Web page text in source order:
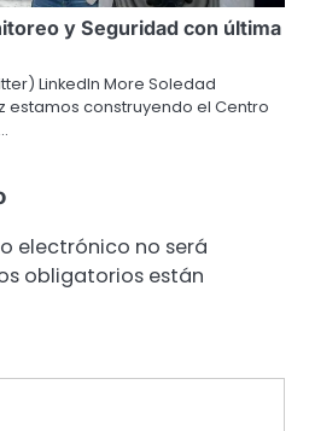
y Seguridad con última
LinkedIn More Soledad
estamos construyendo el Centro
electrónico no será
obligatorios están